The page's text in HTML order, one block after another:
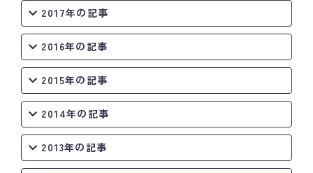
2017年の記事
2016年の記事
2015年の記事
2014年の記事
2013年の記事